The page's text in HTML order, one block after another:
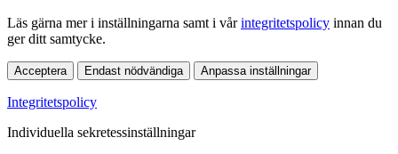
Läs gärna mer i inställningarna samt i vårintegritetspolicy innan du
ger ditt samtycke.
Acceptera Endast nödvändiga Anpassa inställningar
Integritetspolicy
Individuella sekretessinställningar